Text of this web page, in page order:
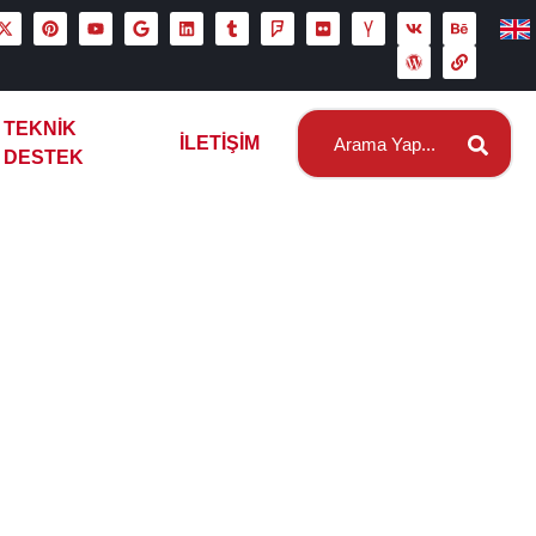
TEKNIK
DESTEK
İLETIŞIM